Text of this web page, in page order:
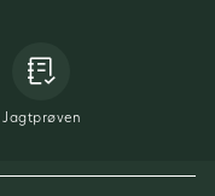
Jagtprøven